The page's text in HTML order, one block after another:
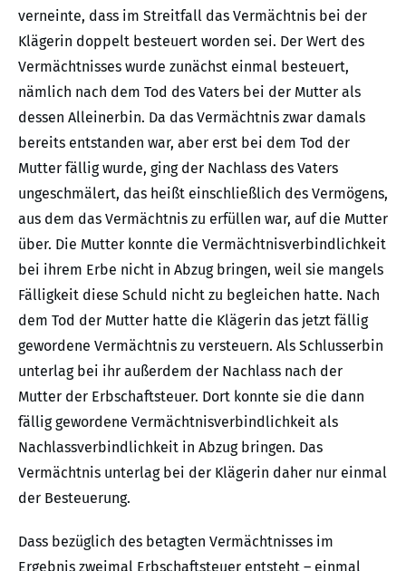
verneinte, dass im Streitfall das Vermächtnis bei der
Klägerin doppelt besteuert worden sei. Der Wert des
Vermächtnisses wurde zunächst einmal besteuert,
nämlich nach dem Tod des Vaters bei der Mutter als
dessen Alleinerbin. Da das Vermächtnis zwar damals
bereits entstanden war, aber erst bei dem Tod der
Mutter fällig wurde, ging der Nachlass des Vaters
ungeschmälert, das heißt einschließlich des Vermögens,
aus dem das Vermächtnis zu erfüllen war, auf die Mutter
über. Die Mutter konnte die Vermächtnisverbindlichkeit
bei ihrem Erbe nicht in Abzug bringen, weil sie mangels
Fälligkeit diese Schuld nicht zu begleichen hatte. Nach
dem Tod der Mutter hatte die Klägerin das jetzt fällig
gewordene Vermächtnis zu versteuern. Als Schlusserbin
unterlag bei ihr außerdem der Nachlass nach der
Mutter der Erbschaftsteuer. Dort konnte sie die dann
fällig gewordene Vermächtnisverbindlichkeit als
Nachlassverbindlichkeit in Abzug bringen. Das
Vermächtnis unterlag bei der Klägerin daher nur einmal
der Besteuerung.
Dass bezüglich des betagten Vermächtnisses im
Ergebnis zweimal Erbschaftsteuer entsteht – einmal